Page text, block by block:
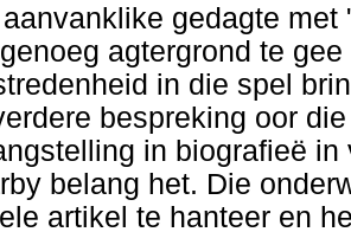
gedagte
agtergrond te
in die spel
bespreking oor
in biografieë
belang het. Die
artikel te hanteer en